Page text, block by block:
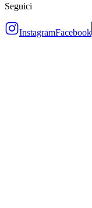
Seguici
InstagramFacebook